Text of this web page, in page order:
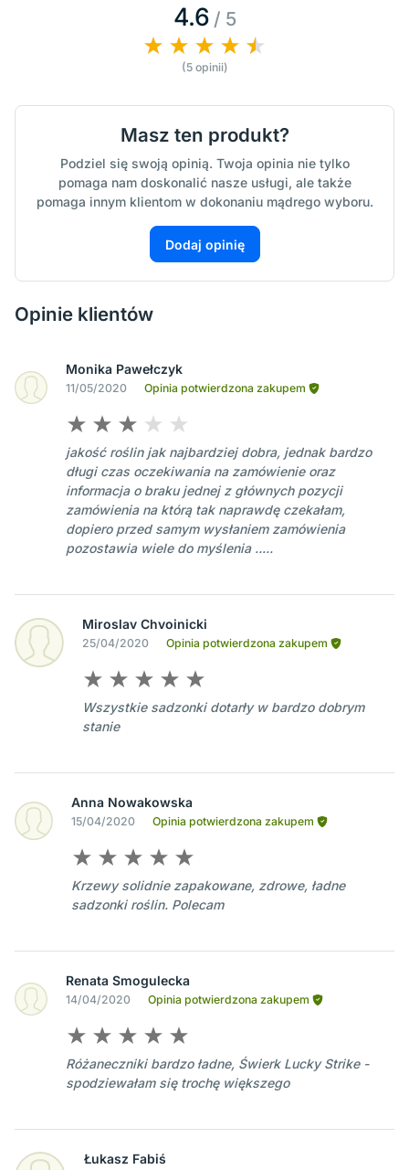
4.6 / 5
(5 opinii)
Masz ten produkt?
Podziel się swoją opinią. Twoja opinia nie tylko
pomaga nam doskonalić nasze usługi, ale także
pomaga innym klientom w dokonaniu mądrego wyboru.
Dodaj opinię
Opinie klientów
Monika Pawełczyk
11/05/2020 Opinia potwierdzona zakupem
jakość roślin jak najbardziej dobra, jednak bardzo
długi czas oczekiwania na zamówienie oraz
informacja o braku jednej z głównych pozycji
zamówienia na którą tak naprawdę czekałam,
dopiero przed samym wysłaniem zamówienia
pozostawia wiele do myślenia .....
Miroslav Chvoinicki
25/04/2020 Opinia potwierdzona zakupem
Wszystkie sadzonki dotarły w bardzo dobrym
stanie
Anna Nowakowska
15/04/2020 Opinia potwierdzona zakupem
Krzewy solidnie zapakowane, zdrowe, ładne
sadzonki roślin. Polecam
Renata Smogulecka
14/04/2020 Opinia potwierdzona zakupem
Różaneczniki bardzo ładne, Świerk Lucky Strike -
spodziewałam się trochę większego
Łukasz Fabiś